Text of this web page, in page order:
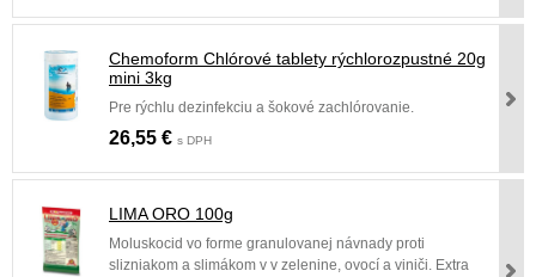
Chemoform Chlórové tablety rýchlorozpustné 20g
mini 3kg
Pre rýchlu dezinfekciu a šokové zachlórovanie.
26,55 € s DPH
LIMA ORO 100g
Moluskocid vo forme granulovanej návnady proti
slizniakom a slimákom v v zelenine, ovocí a viniči. Extra